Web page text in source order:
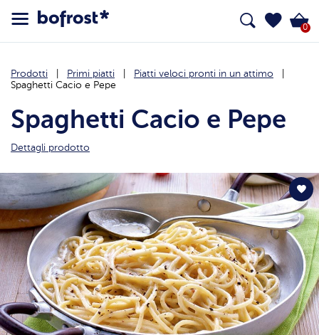
0
Prodotti Primi piatti
Piatti veloci pronti in un attimo
Spaghetti Cacio e Pepe
Spaghetti Cacio e Pepe
Dettagli prodotto